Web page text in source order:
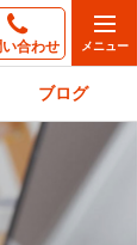
い合わせ
ブログ